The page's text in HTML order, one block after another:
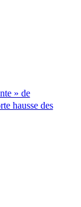
» de
hausse des